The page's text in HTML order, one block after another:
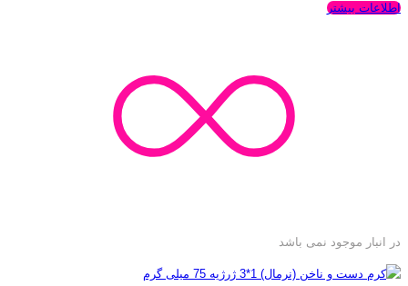
اطلاعات بیشتر
در انبار موجود نمی باشد